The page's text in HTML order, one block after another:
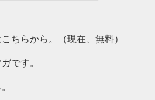
ちらから。（現在、無料）
です。